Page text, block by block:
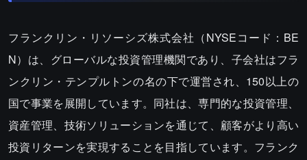
フランクリン・リソーシズ株式会社（NYSEコード：BE
N）は、グローバルな投資管理機関であり、子会社はフラ
ンクリン・テンプルトンの名の下で運営され、150以上の
国で事業を展開しています。同社は、専門的な投資管理、
資産管理、技術ソリューションを通じて、顧客がより高い
投資リターンを実現することを目指しています。フランク